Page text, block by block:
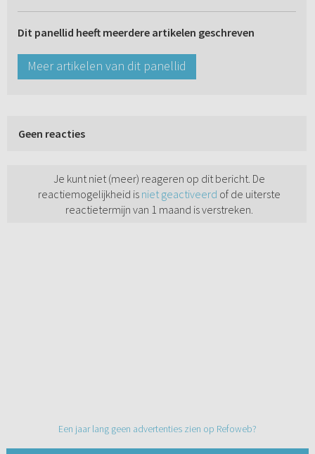
Dit panellid heeft meerdere artikelen geschreven
Meer artikelen van dit panellid
Geen reacties
Je kunt niet (meer) reageren op dit bericht. De
reactiemogelijkheid is niet geactiveerd of de uiterste
reactietermijn van 1 maand is verstreken.
Een jaar lang geen advertenties zien op Refoweb?